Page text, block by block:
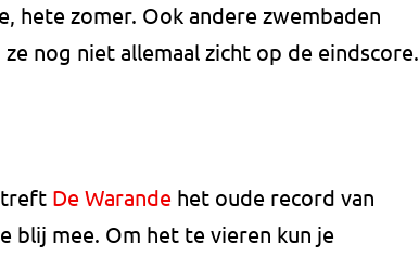
hete zomer. Ook andere zwembaden
nog niet allemaal zicht op de eindscore.
De Warande het oude record van
blij mee. Om het te vieren kun je